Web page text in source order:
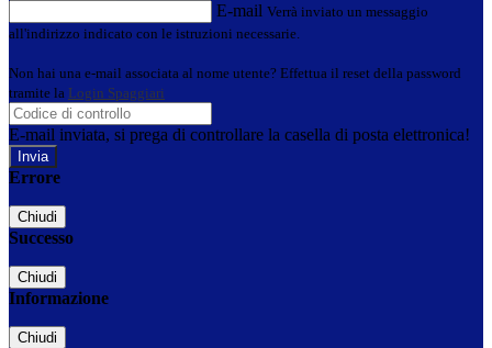
E-mail Verrà inviato un messaggio
all'indirizzo indicato con le istruzioni necessarie.
Non hai una e-mail associata al nome utente? Effettua il reset della password
tramite la Login Spaggiari
E-mail inviata, si prega di controllare la casella di posta elettronica!
Errore
Chiudi
Successo
Chiudi
Informazione
Chiudi